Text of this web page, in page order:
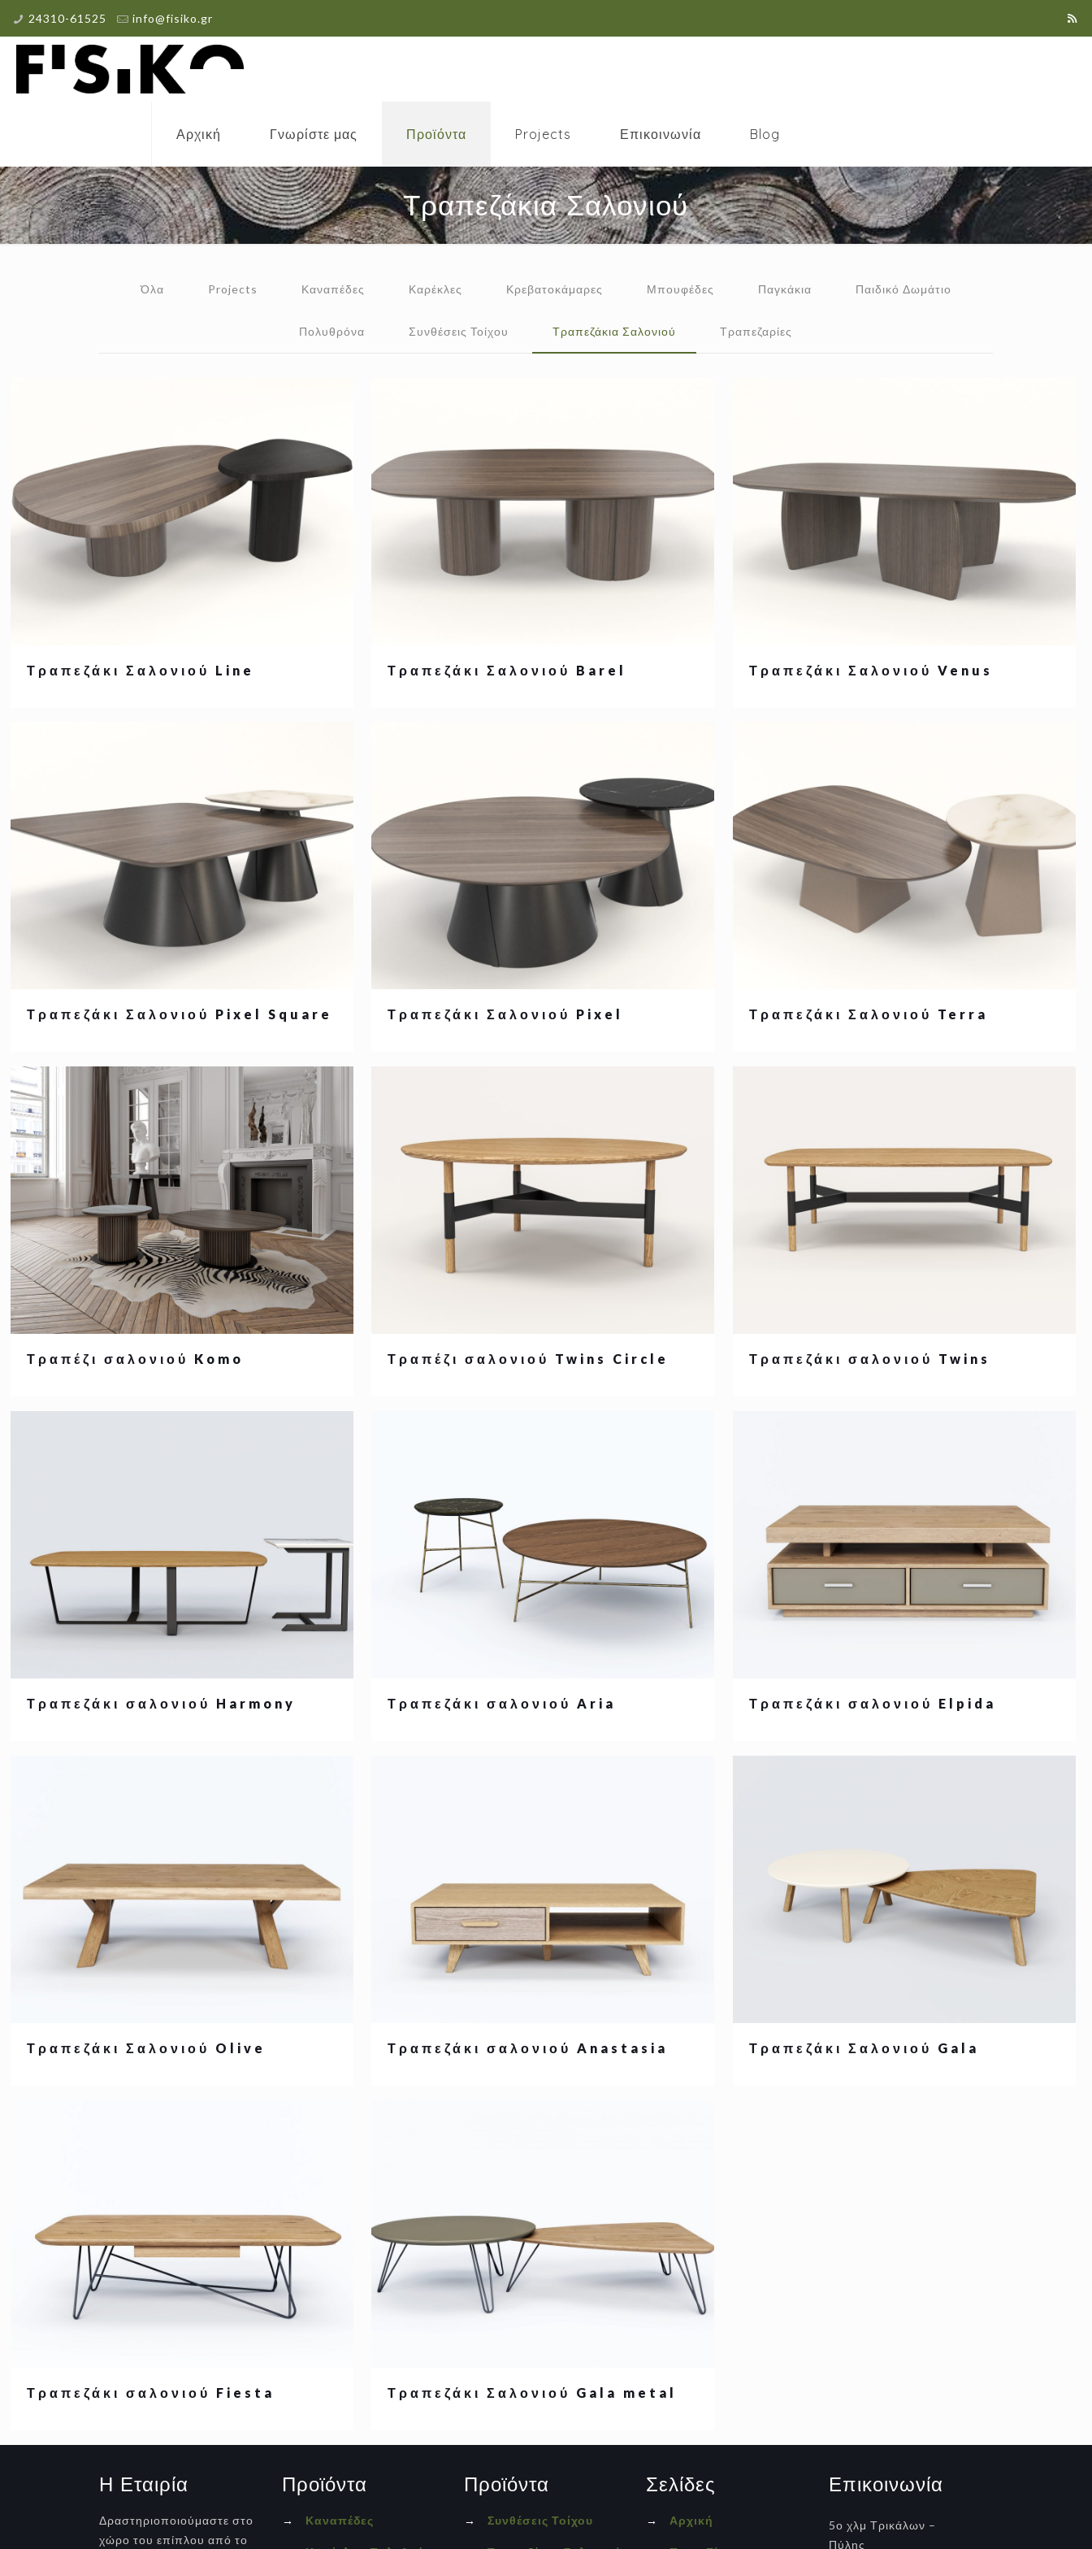
24310-61525 info@fisiko.gr
Αρχική Γνωρίστε μας Προϊόντα Projects Επικοινωνία Blog
Τραπεζάκια Σαλονιού
Όλα Projects Καναπέδες Καρέκλες Κρεβατοκάμαρες Μπουφέδες Παγκάκια Παιδικό Δωμάτιο
Πολυθρόνα Συνθέσεις Τοίχου Τραπεζάκια Σαλονιού Τραπεζαρίες
Τραπεζάκι Σαλονιού Line Τραπεζάκι Σαλονιού Barel Τραπεζάκι Σαλονιού Venus
Τραπεζάκι Σαλονιού Pixel Square Τραπεζάκι Σαλονιού Pixel Τραπεζάκι Σαλονιού Terra
Τραπέζι σαλονιού Komo Τραπέζι σαλονιού Twins Circle Τραπεζάκι σαλονιού Twins
Τραπεζάκι σαλονιού Harmony Τραπεζάκι σαλονιού Aria Τραπεζάκι σαλονιού Elpida
Τραπεζάκι Σαλονιού Olive Τραπεζάκι σαλονιού Anastasia Τραπεζάκι Σαλονιού Gala
Τραπεζάκι σαλονιού Fiesta Τραπεζάκι Σαλονιού Gala metal
Η Εταιρία
Δραστηριοποιούμαστε στο
χώρο του επίπλου από το
Προϊόντα
→ Καναπέδες
Προϊόντα
→ Συνθέσεις Τοίχου
Σελίδες
→ Αρχική
Επικοινωνία
5ο χλμ Τρικάλων –
Πύλης